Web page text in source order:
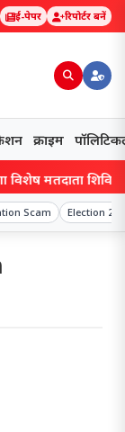
ई-पेपर रिपोर्टर बनें
क्राइम
मतदाता शिविर,
Scam Election